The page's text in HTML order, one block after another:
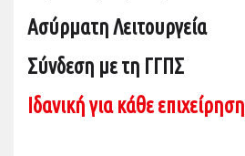
Ασύρματη Λειτουργεία
Σύνδεση με τη ΓΓΠΣ
Ιδανική για κάθε επιχείρηση